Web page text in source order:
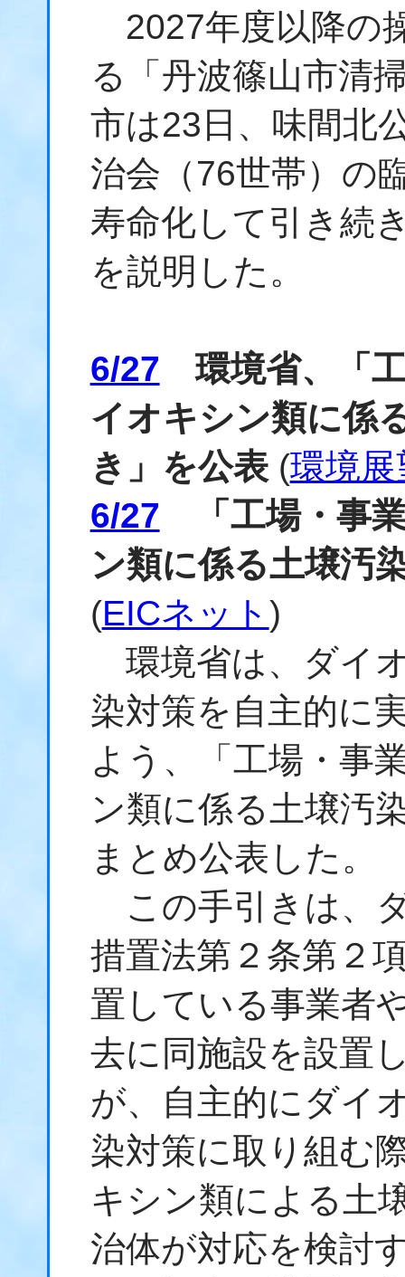
2027年度以降の
る「丹波篠山市清
市は23日、味間北
治会（76世帯）の
寿命化して引き続
を説明した。
6/27 環境省、「
イオキシン類に係
き」を公表(環境展
6/27 「工場・事
ン類に係る土壌汚
(EICネット )
環境省は、
ダイ
染対策を自主的に
よう、「工場・事
ン類に係る 土壌汚
まとめ公表した。
この手引きは、
措置法第２条第２
置している事業者
去に同施設を設置
が、自主的にダイ
染対策に取り組む
キシン類による 土
治体が対応を検討